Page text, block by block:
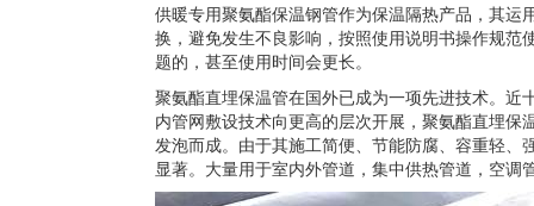
供暖专用聚氨酯保温钢管作为保温隔热产品，其
换，避免发生不良影响，按照使用说明书操作规
题的，甚至使用时间会更长。
聚氨酯直埋保温管在国外已成为一项先进技术。
内管网敷设技术向更高的层次开展，聚氨酯直埋
发泡而成。由于其施工简便、节能防腐、容重轻
显著。大量用于室内外管道，集中供热管道，空